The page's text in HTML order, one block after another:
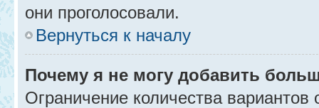
они проголосовали.
Вернуться к началу
Почему я не могу добавить
Ограничение количества вариантов